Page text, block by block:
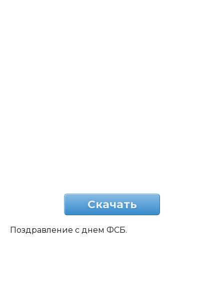
Скачать
Поздравление с днем ФСБ.